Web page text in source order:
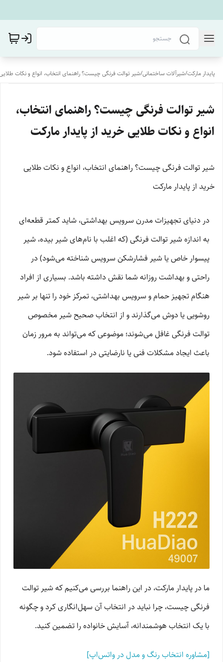
پایدار مارکت/شیرآلات ساختمانی/شیر توالت فرنگی چیست؟ راهنمای انتخاب، انواع و نکات
شیر توالت فرنگی چیست؟ راهنمای انتخاب،
انواع و نکات طلایی خرید از پایدار مارکت
شیر توالت فرنگی چیست؟ راهنمای انتخاب، انواع و نکات طلایی
خرید از پایدار مارکت
در دنیای تجهیزات مدرن سرویس بهداشتی، شاید کمتر قطعه‌ای
به اندازه شیر توالت فرنگی (که اغلب با نام‌های شیر بیده، شیر
پیسوار خاص یا شیر فشارشکن سرویس شناخته می‌شود) در
راحتی و بهداشت روزانه شما نقش داشته باشد. بسیاری از افراد
هنگام تجهیز حمام و سرویس بهداشتی، تمرکز خود را تنها بر شیر
روشویی یا دوش می‌گذارند و از انتخاب صحیح شیر مخصوص
توالت فرنگی غافل می‌شوند؛ موضوعی که می‌تواند به مرور زمان
باعث ایجاد مشکلات فنی یا نارضایتی در استفاده شود.
ما در پایدار مارکت، در این راهنما بررسی می‌کنیم که شیر توالت
فرنگی چیست، چرا نباید در انتخاب آن سهل‌انگاری کرد و چگونه
با یک انتخاب هوشمندانه، آسایش خانواده را تضمین کنید.
[مشاوره انتخاب رنگ و مدل در واتس‌اپ]